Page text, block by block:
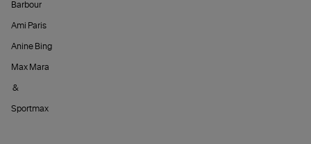
Barbour
Ami Paris
Anine Bing
Max Mara
&
Sportmax